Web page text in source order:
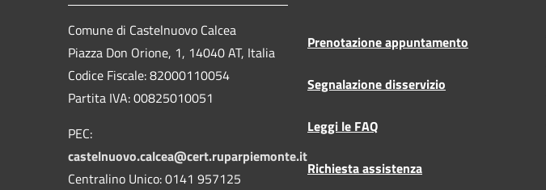
Comune di Castelnuovo Calcea
Piazza Don Orione, 1, 14040 AT, Italia
Codice Fiscale: 82000110054
Partita IVA: 00825010051
PEC:
castelnuovo.calcea@cert.ruparpiemonte.it
Centralino Unico: 0141 957125
Prenotazione appuntamento
Segnalazione disservizio
Leggi le FAQ
Richiesta assistenza